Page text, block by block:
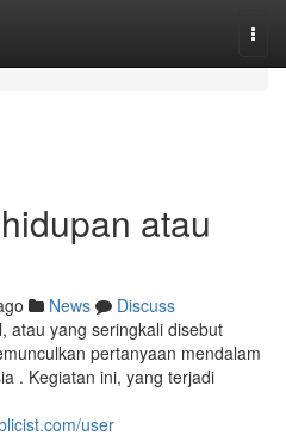
atau
News
Discuss
atau yang seringkali disebut
pertanyaan mendalam
. Kegiatan ini, yang terjadi
user